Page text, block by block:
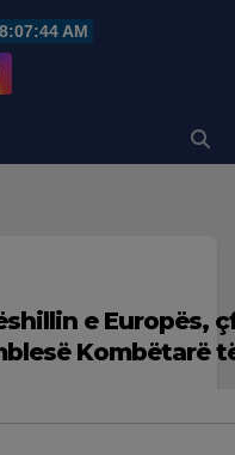
8:07:45 AM
e Europës,
Kombëtarë